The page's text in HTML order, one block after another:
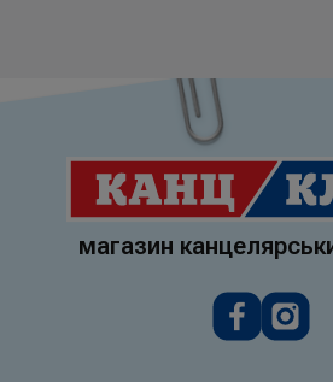
магазин